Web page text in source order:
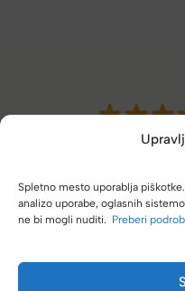
Spletno mesto uporablja
analizo uporabe, oglasnih
ne bi mogli nuditi. Preberi
Kupci nas hvalijo zaradi
Zelo dobra